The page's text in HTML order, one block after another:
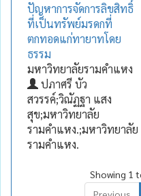
ปัญหาการจัดการลิขสิทธิ์
ที่เป็นทรัพย์มรดกที่
ตกทอดแก่ทายาทโดย
ธรรม
มหาวิทยาลัยรามคำแหง
ปภาศรี บัว
สวรรค์;วิณัฏฐา แสง
สุข;มหาวิทยาลัย
รามคำแหง.;มหาวิทยาลัย
รามคำแหง.
Showing 1